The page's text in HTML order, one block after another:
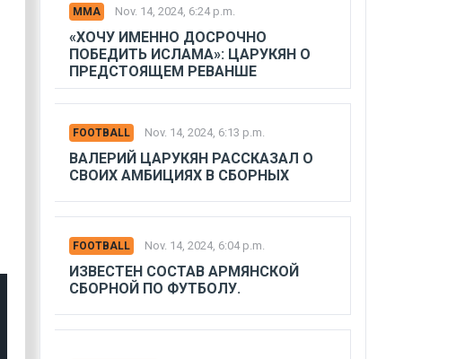
MMA Nov. 14, 2024, 6:24 p.m.
«ХОЧУ ИМЕННО ДОСРОЧНО
ПОБЕДИТЬ ИСЛАМА»: ЦАРУКЯН О
ПРЕДСТОЯЩЕМ РЕВАНШЕ
FOOTBALL Nov. 14, 2024, 6:13 p.m.
ВАЛЕРИЙ ЦАРУКЯН РАССКАЗАЛ О
СВОИХ АМБИЦИЯХ В СБОРНЫХ
FOOTBALL Nov. 14, 2024, 6:04 p.m.
ИЗВЕСТЕН СОСТАВ АРМЯНСКОЙ
СБОРНОЙ ПО ФУТБОЛУ.